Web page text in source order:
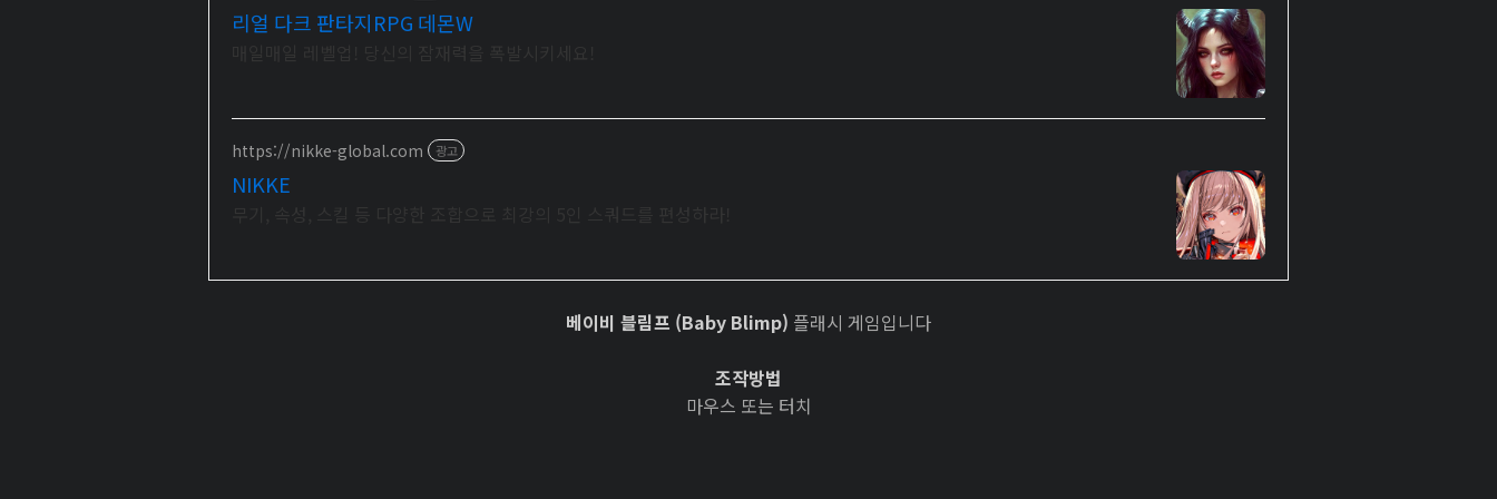
리얼 다크 판타지RPG 데몬W
https://nikke-global.com 광고
NIKKE
베이비 블림프 (Baby Blimp) 플래시 게임입니다
조작방법
마우스 또는 터치